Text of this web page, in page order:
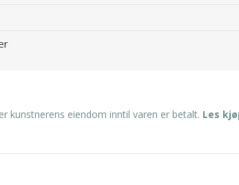
kunstnerens eiendom inntil varen er betalt. Les